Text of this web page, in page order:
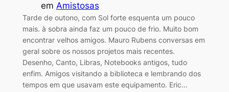
em Amistosas
Tarde de outono, com Sol forte esquenta um pouco
mais. à sobra ainda faz um pouco de frio. Muito bom
encontrar velhos amigos. Mauro Rubens conversas em
geral sobre os nossos projetos mais recentes.
Desenho, Canto, Libras, Notebooks antigos, tudo
enfim. Amigos visitando a biblioteca e lembrando dos
tempos em que usavam este equipamento. Eric…